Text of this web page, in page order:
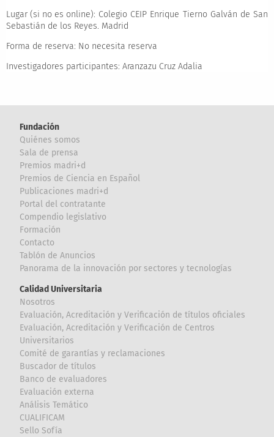
Lugar (si no es online): Colegio CEIP Enrique Tierno Galván de San
Sebastián de los Reyes. Madrid
Forma de reserva: No necesita reserva
Investigadores participantes: Aranzazu Cruz Adalia
Fundación
Quiénes somos
Sala de prensa
Premios madri+d
Premios de Ciencia en Español
Publicaciones madri+d
Portal del contratante
Compendio legislativo
Formación
Contacto
Tablón de Anuncios
Panorama de la innovación por sectores y tecnologías
Calidad Universitaria
Nosotros
Evaluación, Acreditación y Verificación de títulos oficiales
Evaluación, Acreditación y Verificación de Centros
Universitarios
Comité de garantías y reclamaciones
Buscador de títulos
Banco de evaluadores
Evaluación externa
Análisis Temático
CUALIFICAM
Sello Sofía